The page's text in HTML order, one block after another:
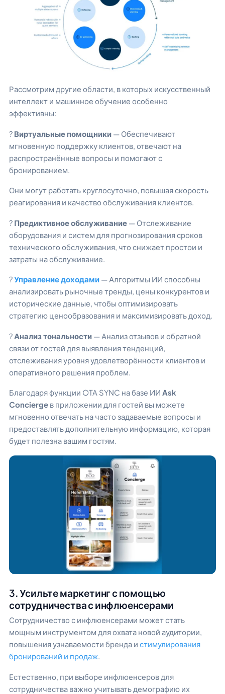
Рассмотрим другие области, в которых искусственный
интеллект и машинное обучение особенно
эффективны:
? Виртуальные помощники — Обеспечивают
мгновенную поддержку клиентов, отвечают на
распространённые вопросы и помогают с
бронированием.
Они могут работать круглосуточно, повышая скорость
реагирования и качество обслуживания клиентов.
? Предиктивное обслуживание — Отслеживание
оборудования и систем для прогнозирования сроков
технического обслуживания, что снижает простои и
затраты на обслуживание.
?Управление доходами — Алгоритмы ИИ способны
анализировать рыночные тренды, цены конкурентов и
исторические данные, чтобы оптимизировать
стратегию ценообразования и максимизировать доход.
? Анализ тональности — Анализ отзывов и обратной
связи от гостей для выявления тенденций,
отслеживания уровня удовлетворённости клиентов и
оперативного решения проблем.
Благодаря функции OTA SYNC на базе ИИ Ask
Concierge в приложении для гостей вы можете
мгновенно отвечать на часто задаваемые вопросы и
предоставлять дополнительную информацию, которая
будет полезна вашим гостям.
3. Усильте маркетинг с помощью
сотрудничества с инфлюенсерами
Сотрудничество с инфлюенсерами может стать
мощным инструментом для охвата новой аудитории,
повышения узнаваемости бренда и стимулирования
бронирований и продаж.
Естественно, при выборе инфлюенсеров для
сотрудничества важно учитывать демографию их